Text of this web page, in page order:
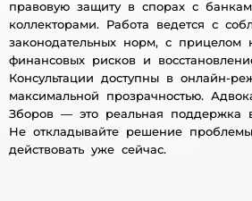
правовую защиту в спорах с
коллекторами. Работа ведется с
законодательных норм, с
финансовых рисков и
Консультации доступны в онлайн-
максимальной прозрачностью.
Зборов — это реальная поддержка
Не откладывайте решение
действовать уже сейчас.